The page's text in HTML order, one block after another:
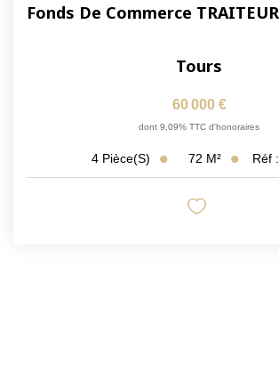
Tours
60 000 €
dont 9,09% TTC d'honoraires
4 Pièce(s) 72 M² Réf :